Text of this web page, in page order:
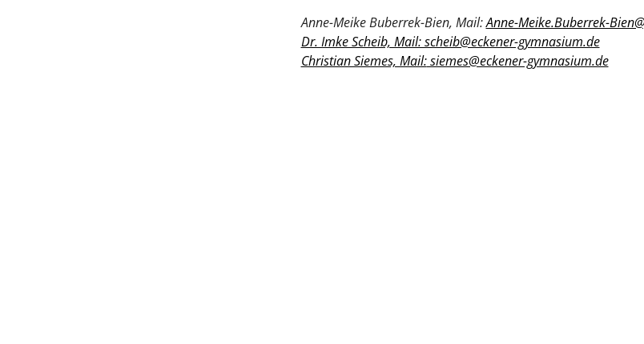
Anne-Meike Buberrek-Bien, Mail:Anne-Meike.Buberrek-
Dr. Imke Scheib, Mail: scheib@eckener-gymnasium.de
Christian Siemes, Mail:siemes@eckener-gymnasium.de